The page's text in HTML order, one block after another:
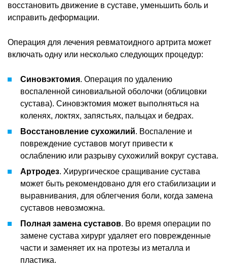
восстановить движение в суставе, уменьшить боль и
исправить деформации.
Операция для лечения ревматоидного артрита может
включать одну или несколько следующих процедур:
Синовэктомия. Операция по удалению
воспаленной синовиальной оболочки (облицовки
сустава). Синовэктомия может выполняться на
коленях, локтях, запястьях, пальцах и бедрах.
Восстановление сухожилий. Воспаление и
повреждение суставов могут привести к
ослаблению или разрыву сухожилий вокруг сустава.
Артродез. Хирургическое сращивание сустава
может быть рекомендовано для его стабилизации и
выравнивания, для облегчения боли, когда замена
суставов невозможна.
Полная замена суставов. Во время операции по
замене сустава хирург удаляет его поврежденные
части и заменяет их на протезы из металла и
пластика.